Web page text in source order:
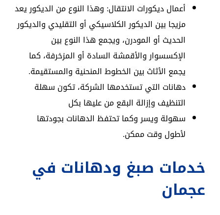
أعمال ديكورات الانتقال: وهذا النوع من الديكور يعد
مزيجا بين الديكور الكلاسيكي أو التقليدي والديكور
الحديث أو المودرن، ويجمع هذا النوع بين
الإكسسوار والأقمشة السادة أو المزخرفة، كما
يجمع الأثاث بين الخطوط المنحنية والمستقيمة.
دهانات التي تستخدمها الشركة، تكون سهلة
التنظيف وإزالة البقع من عليها بكل
سهولة ويسر وكما تحتفظ الدهانات بجودتها
لأطول وقت ممكن.
خدمات صبغ ودهانات في
عجمان